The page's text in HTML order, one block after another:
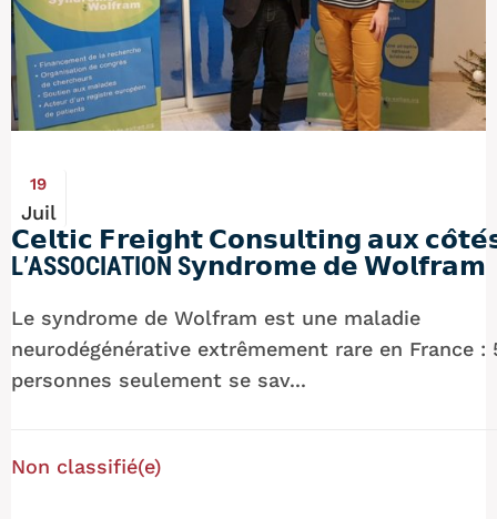
19
Juil
𝗖𝗲𝗹𝘁𝗶𝗰 𝗙𝗿𝗲𝗶𝗴𝗵𝘁 𝗖𝗼𝗻𝘀𝘂𝗹𝘁𝗶𝗻𝗴 𝗮𝘂𝘅
L’ASSOCIATION S𝘆𝗻𝗱𝗿𝗼𝗺𝗲 𝗱𝗲 𝗪𝗼𝗹𝗳𝗿𝗮𝗺
Le syndrome de Wolfram est une maladie
neurodégénérative extrêmement rare en France :
personnes seulement se sav...
Non classifié(e)